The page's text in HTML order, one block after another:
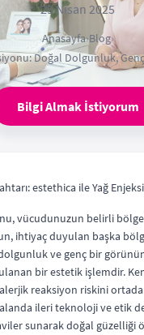
29 Nisan 2025
Anasayfa›Blog›
Doğal Dolgunluk,
Bilgi Almak İstiyorum
estethica ile Yağ
vücudunuzun belirli
ihtiyaç duyulan başka
ve genç bir
bir estetik işlemdir.
reaksiyon riskini
ileri teknoloji ve etik
sunarak doğal güzelliği